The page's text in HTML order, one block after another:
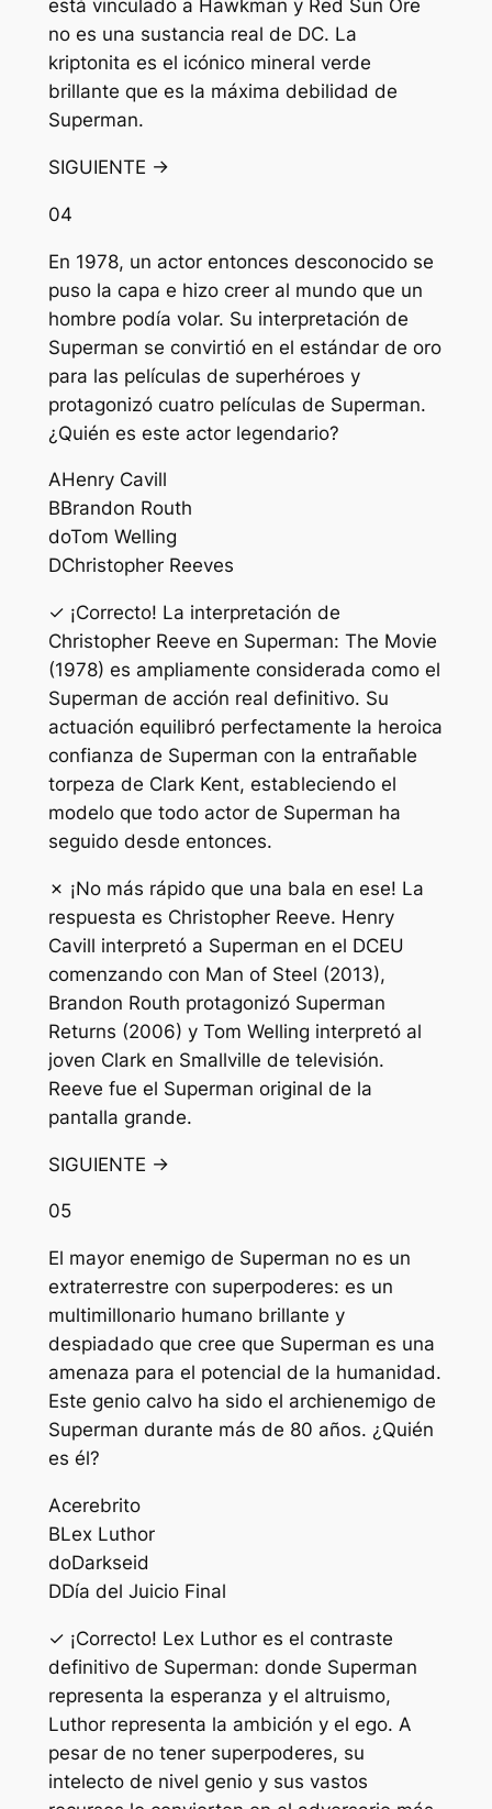
está vinculado a Hawkman y Red Sun Ore
no es una sustancia real de DC. La
kriptonita es el icónico mineral verde
brillante que es la máxima debilidad de
Superman.
SIGUIENTE →
04
En 1978, un actor entonces desconocido se
puso la capa e hizo creer al mundo que un
hombre podía volar. Su interpretación de
Superman se convirtió en el estándar de oro
para las películas de superhéroes y
protagonizó cuatro películas de Superman.
¿Quién es este actor legendario?
AHenry Cavill
BBrandon Routh
doTom Welling
DChristopher Reeves
✓ ¡Correcto! La interpretación de
Christopher Reeve en Superman: The Movie
(1978) es ampliamente considerada como el
Superman de acción real definitivo. Su
actuación equilibró perfectamente la heroica
confianza de Superman con la entrañable
torpeza de Clark Kent, estableciendo el
modelo que todo actor de Superman ha
seguido desde entonces.
✗ ¡No más rápido que una bala en ese! La
respuesta es Christopher Reeve. Henry
Cavill interpretó a Superman en el DCEU
comenzando con Man of Steel (2013),
Brandon Routh protagonizó Superman
Returns (2006) y Tom Welling interpretó al
joven Clark en Smallville de televisión.
Reeve fue el Superman original de la
pantalla grande.
SIGUIENTE →
05
El mayor enemigo de Superman no es un
extraterrestre con superpoderes: es un
multimillonario humano brillante y
despiadado que cree que Superman es una
amenaza para el potencial de la humanidad.
Este genio calvo ha sido el archienemigo de
Superman durante más de 80 años. ¿Quién
es él?
Acerebrito
BLex Luthor
doDarkseid
DDía del Juicio Final
✓ ¡Correcto! Lex Luthor es el contraste
definitivo de Superman: donde Superman
representa la esperanza y el altruismo,
Luthor representa la ambición y el ego. A
pesar de no tener superpoderes, su
intelecto de nivel genio y sus vastos